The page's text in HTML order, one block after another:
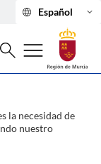
language Español keyboard_arrow_down
Buscar
search menu
la necesidad de
nuestro